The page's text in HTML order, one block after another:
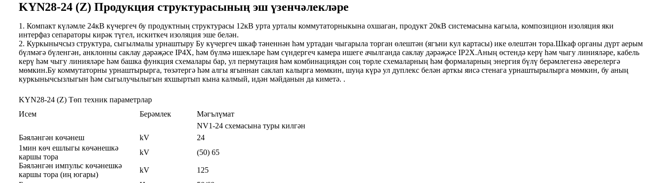
KYN28-24 (Z) Продукция структурасының эш үзенчәлекләре
1. Компакт күләмле 24кВ күчергеч бу продуктның структурасы 12кВ урта урталы коммутаторныкына охшаган, продукт 20кВ системасына кагыла, композицион изоляция яки
интерфаз сепараторы кирәк түгел, искиткеч изоляция эше белән.
2. Куркынычсыз структура, сыгылмалы урнаштыру Бу күчергеч шкаф тәненнән һәм уртадан чыгарыла торган өлештән (ягъни кул картасы) ике өлештән тора.Шкаф органы дүрт аерым
бүлмәгә бүленгән, анклонны саклау дәрәҗәсе IP4X, һәм бүлмә ишекләре һәм сүндергеч камера ишеге ачылганда саклау дәрәҗәсе IP2X.Аның өстендә керү һәм чыгу линияләре, кабель
керү һәм чыгу линияләре һәм башка функция схемалары бар, ул пермутация һәм комбинациядән соң төрле схемаларның һәм формаларның энергия бүлү берәмлегенә әверелергә
мөмкин.Бу коммутаторны урнаштырырга, төзәтергә һәм алгы ягыннан саклап калырга мөмкин, шуңа күрә ул дуплекс белән арткы яисә стенага урнаштырылырга мөмкин, бу аның
куркынычсызлыгын һәм сыгылучылыгын яхшыртып кына калмый, идән мәйданын да киметә. .
KYN28-24 (Z) Төп техник параметрлар
Исем
Берәмлек
Мәгълүмат
NV1-24 схемасына туры килгән
Бәяләнгән көчәнеш
kV
24
1мин көч ешлыгы көчәнешкә
каршы тора
kV
(50) 65
Бәяләнгән импульс көчәнешкә
каршы тора (иң югары)
kV
125